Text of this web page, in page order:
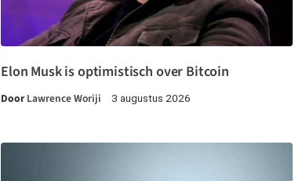
Elon Musk is optimistisch over Bitcoin
DoorLawrence Woriji 3 augustus 2026